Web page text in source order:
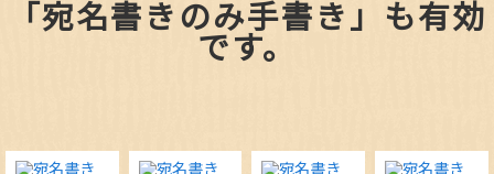
「宛名書きのみ手書き」も有効
です。